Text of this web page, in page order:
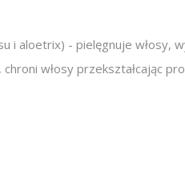
aloetrix) - pielęgnuje włosy,
włosy przekształcając